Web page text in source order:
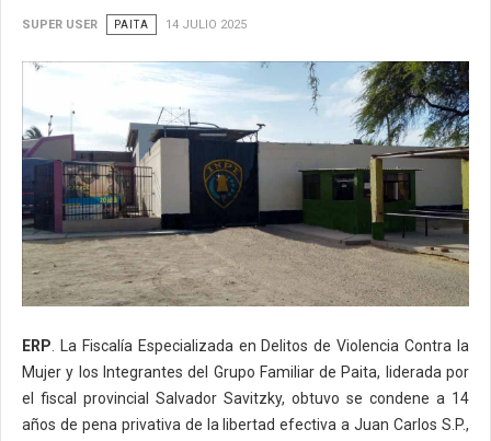
SUPER USER PAITA 14 JULIO 2025
ERP . La Fiscalía Especializada en Delitos de Violencia Contra la
Mujer y los Integrantes del Grupo Familiar de Paita, liderada por
el fiscal provincial Salvador Savitzky, obtuvo se condene a 14
años de pena privativa de la libertad efectiva a Juan Carlos S.P.,